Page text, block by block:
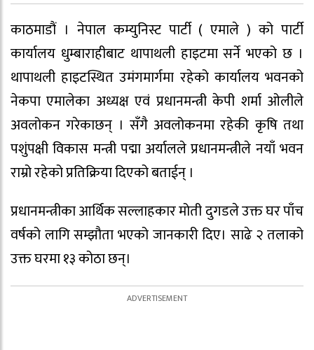
काठमाडौं । नेपाल कम्युनिस्ट पार्टी ( एमाले ) को पार्टी
कार्यालय धुम्बाराहीबाट थापाथली हाइटमा सर्ने भएको छ ।
थापाथली हाइटस्थित उमंगमार्गमा रहेको कार्यालय भवनको
नेकपा एमालेका अध्यक्ष एवं प्रधानमन्त्री केपी शर्मा ओलीले
अवलोकन गरेकाछन् । सँगै अवलोकनमा रहेकी कृषि तथा
पशुंपक्षी विकास मन्त्री पद्मा अर्यालले प्रधानमन्त्रीले नयाँ भवन
राम्रो रहेको प्रतिक्रिया दिएको बताईन् ।
प्रधानमन्त्रीका आर्थिक सल्लाहकार मोती दुगडले उक्त घर पाँच
वर्षको लागि सम्झौता भएको जानकारी दिए। साढे २ तलाको
उक्त घरमा १३ कोठा छन्।